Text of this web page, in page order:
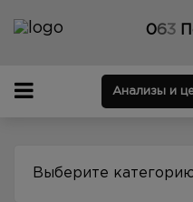
063
Анализы и
Выберите